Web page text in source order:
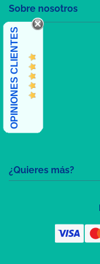
¿Quieres más?
Sobre nosotros
OPINIONES CLIENTES